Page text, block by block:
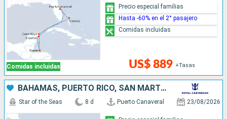
Comidas incluidas US$ 889 +Tasas
Precio especial familias
Hasta -60% en el 2° pasajero
Comidas incluidas
BAHAMAS, PUERTO RICO, SAN MARTÍN, ESTADOS UNIDOS
Star of the Seas 8 d Puerto Canaveral 23/08/2026